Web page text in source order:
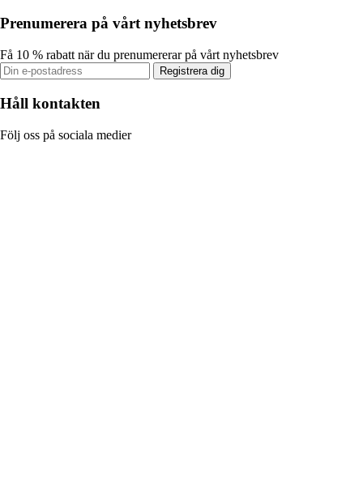
Prenumerera på vårt nyhetsbrev
Få 10 % rabatt när du prenumererar på vårt nyhetsbrev
Registrera dig
Håll kontakten
Följ oss på sociala medier